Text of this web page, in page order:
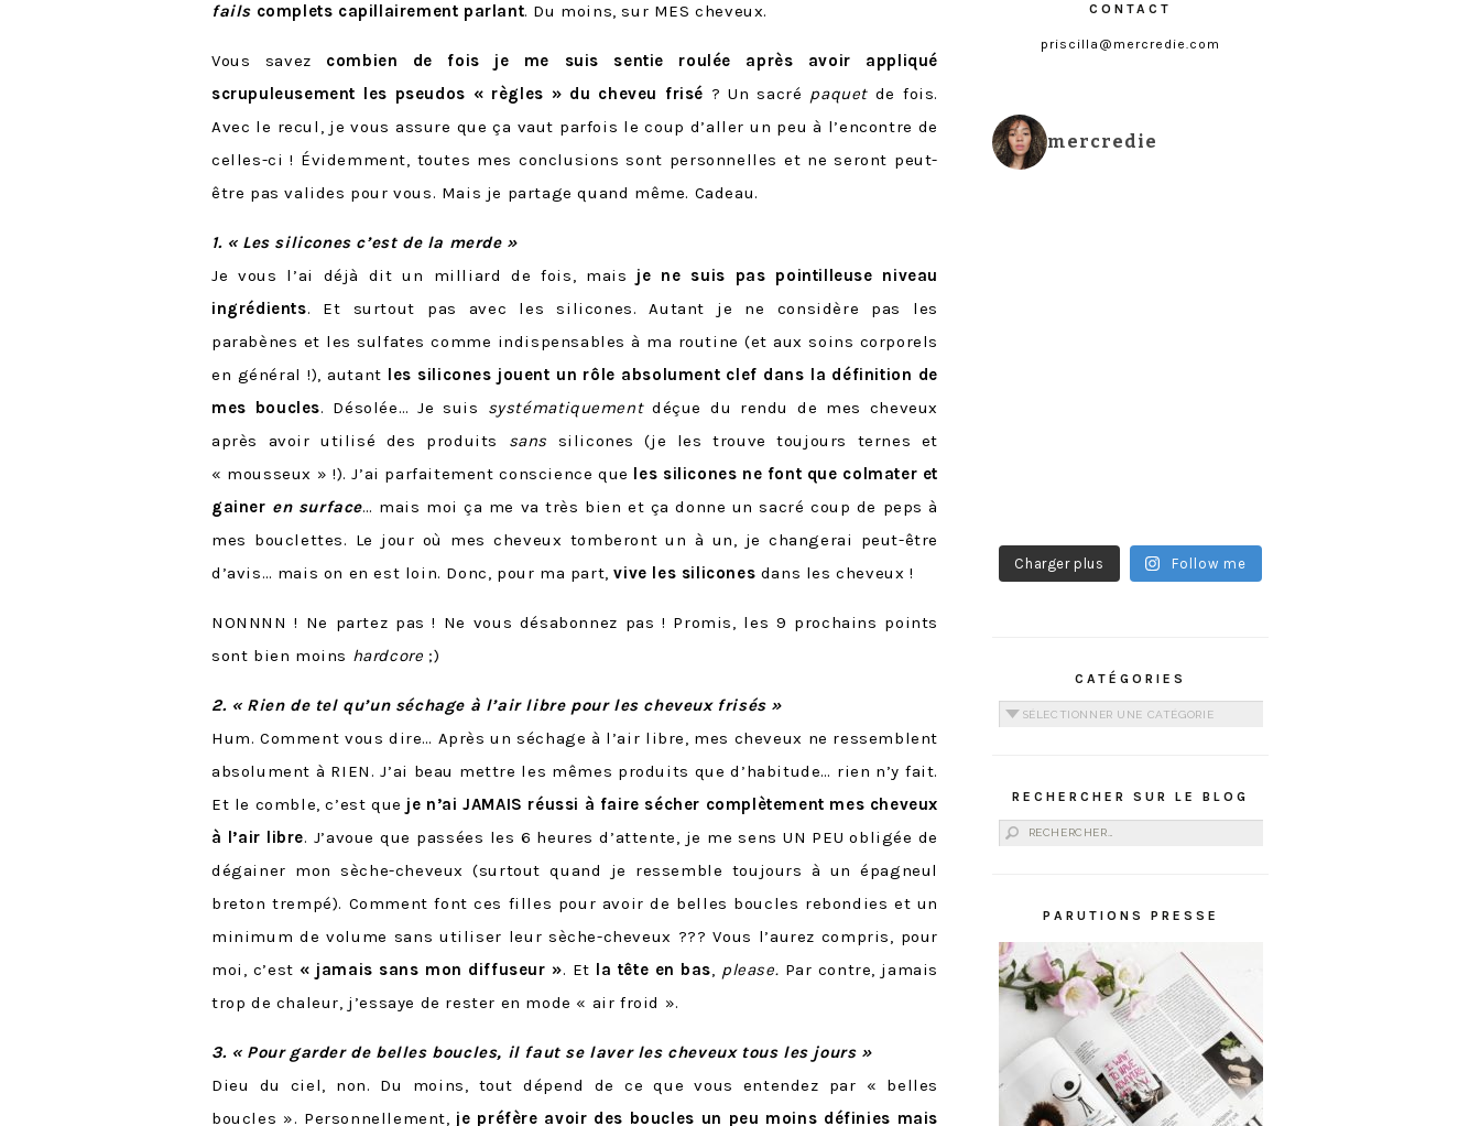
fails complets capillairement parlant. Du moins, sur MES cheveux.
Vous savez combien de fois je me suis sentie roulée après avoir appliqué
scrupuleusement les pseudos « règles » du cheveu frisé ? Un sacré paquetde fois.
Avec le recul, je vous assure que ça vaut parfois le coup d’aller un peu à l’encontre de
celles-ci ! Évidemment, toutes mes conclusions sont personnelles et ne seront peut-
être pas valides pour vous. Mais je partage quand même. Cadeau.
1. « Les silicones c’est de la merde »
Je vous l’ai déjà dit un milliard de fois, mais je ne suis pas pointilleuse niveau
ingrédients. Et surtout pas avec les silicones. Autant je ne considère pas les
parabènes et les sulfates comme indispensables à ma routine (et aux soins corporels
en général !), autant les silicones jouent un rôle absolument clef dans la définition de
mes boucles. Désolée… Je suis systématiquementdéçue du rendu de mes cheveux
après avoir utilisé des produits sans silicones (je les trouve toujours ternes et
« mousseux » !). J’ai parfaitement conscience que les silicones ne font que colmater et
gainer en surface… mais moi ça me va très bien et ça donne un sacré coup de peps à
mes bouclettes. Le jour où mes cheveux tomberont un à un, je changerai peut-être
d’avis… mais on en est loin. Donc, pour ma part,vive les silicones dans les cheveux !
NONNNN ! Ne partez pas ! Ne vous désabonnez pas ! Promis, les 9 prochains points
sont bien moins hardcore ;)
2. « Rien de tel qu’un séchage à l’air libre pour les cheveux frisés »
Hum. Comment vous dire… Après un séchage à l’air libre, mes cheveux ne ressemblent
absolument à RIEN. J’ai beau mettre les mêmes produits que d’habitude… rien n’y fait.
Et le comble, c’est que je n’ai JAMAIS réussi à faire sécher complètement mes cheveux
à l’air libre. J’avoue que passées les 6 heures d’attente, je me sens UN PEU obligée de
dégainer mon sèche-cheveux (surtout quand je ressemble toujours à un épagneul
breton trempé). Comment font ces filles pour avoir de belles boucles rebondies et un
minimum de volume sans utiliser leur sèche-cheveux ??? Vous l’aurez compris, pour
moi, c’est« jamais sans mon diffuseur ». Et la tête en bas, please. Par contre, jamais
trop de chaleur, j’essaye de rester en mode « air froid ».
3. « Pour garder de belles boucles, il faut se laver les cheveux tous les jours »
Dieu du ciel, non. Du moins, tout dépend de ce que vous entendez par « belles
boucles ». Personnellement, je préfère avoir des boucles un peu moins définies mais
CONTACT
priscilla@mercredie.com
mercredie
Charger plus Follow me
CATÉGORIES
Catégories
RECHERCHER SUR LE BLOG
Rechercher :
PARUTIONS PRESSE